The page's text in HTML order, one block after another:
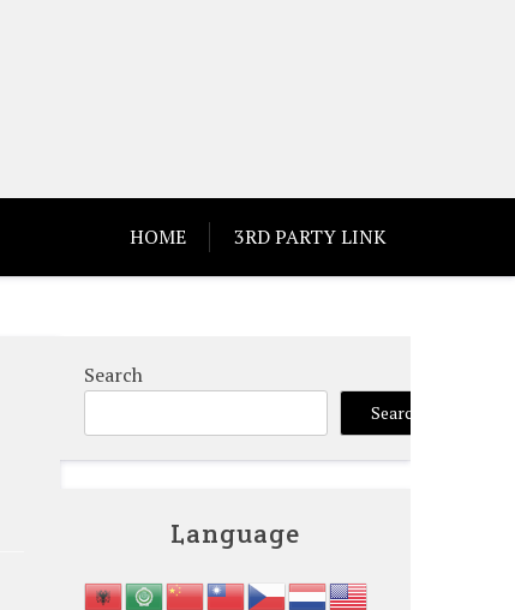
HOME 3RD PARTY LINK
Search
Search
Language